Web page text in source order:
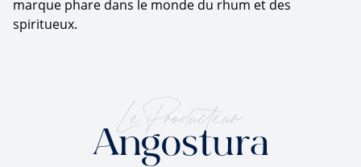
marque phare dans le monde du rhum et des
spiritueux.
Le Producteur
Angostura